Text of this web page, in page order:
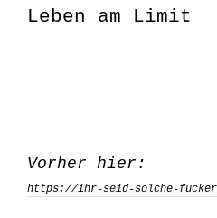
Leben am Limit
Vorher hier:
https://ihr-seid-solche-